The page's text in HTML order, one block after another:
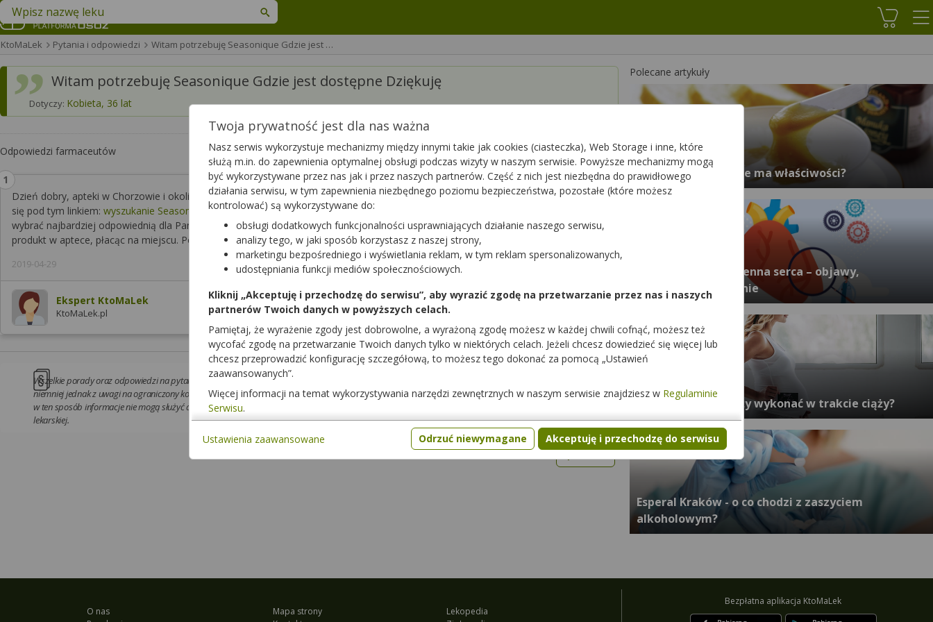
Koszyk
Znajdź lek w swojej okolicy
KtoMaLek Pytania i odpowiedzi Witam potrzebuję Seasonique Gdzie jest …
Witam potrzebuję Seasonique Gdzie jest dostępne Dziękuję
Dotyczy: Kobieta, 36 lat
Odpowiedzi farmaceutów
Dzień dobry, apteki w Chorzowie i okolicy, które zadeklarowały posiadanie Seasonique 0,01mg+0,15mg+0,03mg | 91 tabl. znajdują
się pod tym linkiem: wyszukanie Seasonique 0,01mg+0,15mg+0,03mg | 91 tabl.. Zachęcam do zarezerwowania leku. Wystarczy
wybrać najbardziej odpowiednią dla Pani aptekę i zarezerwować go. Po potwierdzeniu rezerwacji przez aptekę może Pani odebrać
produkt w aptece, płacąc na miejscu. Pozdrawiam.
2019-04-29
Ekspert KtoMaLek
KtoMaLek.pl
Wszelkie porady oraz odpowiedzi na pytania są udzielane przez farmaceutów z należytą starannością i w oparciu o najlepszy stan zawodowej wiedzy,
niemniej jednak z uwagi na ograniczony kontakt z pacjentem oraz możliwość podania przez pacjenta niekompletnych informacji, zastrzega się, iż uzyskane
w ten sposób informacje nie mogą służyć ani być podstawą do samodzielnej zmiany sposobu diagnostyki i leczenia. Nie zastępują one również porady
lekarskiej.
Wstecz
Polecane artykuły
Miód manuka - jakie ma właściwości?
Choroba niedokrwienna serca – objawy,
rozpoznanie, leczenie
Jakie badania należy wykonać w trakcie ciąży?
Esperal Kraków - o co chodzi z zaszyciem
alkoholowym?
O nas
Mapa strony
Lekopedia
Bezpłatna aplikacja KtoMaLek
Twoja prywatność jest dla nas ważna
Nasz serwis wykorzystuje mechanizmy między innymi takie jak cookies (ciasteczka), Web Storage i inne, które
służą m.in. do zapewnienia optymalnej obsługi podczas wizyty w naszym serwisie. Powyższe mechanizmy mogą
być wykorzystywane przez nas jak i przez naszych partnerów. Część z nich jest niezbędna do prawidłowego
działania serwisu, w tym zapewnienia niezbędnego poziomu bezpieczeństwa, pozostałe (które możesz
kontrolować) są wykorzystywane do:
obsługi dodatkowych funkcjonalności usprawniających działanie naszego serwisu,
analizy tego, w jaki sposób korzystasz z naszej strony,
marketingu bezpośredniego i wyświetlania reklam, w tym reklam spersonalizowanych,
udostępniania funkcji mediów społecznościowych.
Kliknij „Akceptuję i przechodzę do serwisu”, aby wyrazić zgodę na przetwarzanie przez nas i naszych
partnerów Twoich danych w powyższych celach.
Pamiętaj, że wyrażenie zgody jest dobrowolne, a wyrażoną zgodę możesz w każdej chwili cofnąć, możesz też
wycofać zgodę na przetwarzanie Twoich danych tylko w niektórych celach. Jeżeli chcesz dowiedzieć się więcej lub
chcesz przeprowadzić konfigurację szczegółową, to możesz tego dokonać za pomocą „Ustawień
zaawansowanych”.
Więcej informacji na temat wykorzystywania narzędzi zewnętrznych w naszym serwisie znajdziesz w Regulaminie
Serwisu.
Odrzuć niewymagane Akceptuję i przechodzę do serwisu
Ustawienia zaawansowane